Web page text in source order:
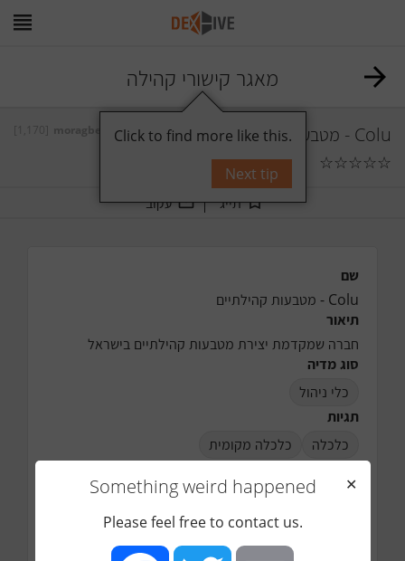
מאגר קישורי קהילה
Colu - מטבעות קהילתיים על ידי
☆
☆
☆
☆
☆
0 תגובות
תייג עקוב
שם
Colu - מטבעות קהילתיים
תיאור
חברה שמקדמת יצירת מטבעות קהילתיים בישראל
סוג מדיה
כלי ניהול
תגיות
כלכלה
כלכלה מקומית
אנגלית
https://www.colu.com/
Something weird happened
✕
Please feel free to contact us.
Click to find more like this.
Next tip